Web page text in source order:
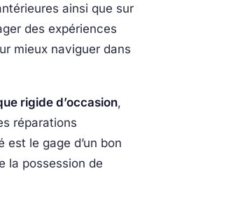
ainsi que sur
des expériences
mieux naviguer dans
rigide d’occasion,
réparations
le gage d’un bon
la possession de